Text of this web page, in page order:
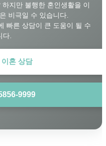
지만 불행한 혼인생활을 이
비극일 수 있습니다.
빠른 상담이 큰 도움이 될 수
다.
이혼 상담
9999